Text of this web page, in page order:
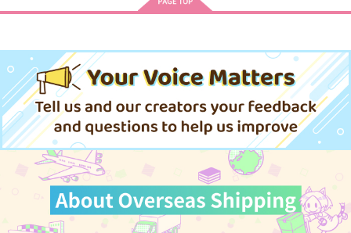
それか
629円（税込）
重雲・嘉明・レザー・フ
レミネ・キィニチ
サンプル
作品詳細
787円（税込）
ゲゲ郎×水木
サンプル
237円（税込）
アルハイゼン×カーヴェ
サンプル